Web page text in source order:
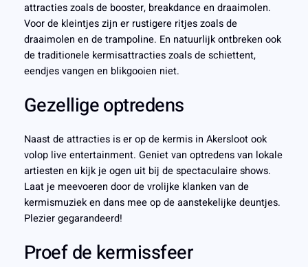
attracties zoals de booster, breakdance en draaimolen.
Voor de kleintjes zijn er rustigere ritjes zoals de
draaimolen en de trampoline. En natuurlijk ontbreken ook
de traditionele kermisattracties zoals de schiettent,
eendjes vangen en blikgooien niet.
Gezellige optredens
Naast de attracties is er op de kermis in Akersloot ook
volop live entertainment. Geniet van optredens van lokale
artiesten en kijk je ogen uit bij de spectaculaire shows.
Laat je meevoeren door de vrolijke klanken van de
kermismuziek en dans mee op de aanstekelijke deuntjes.
Plezier gegarandeerd!
Proef de kermissfeer